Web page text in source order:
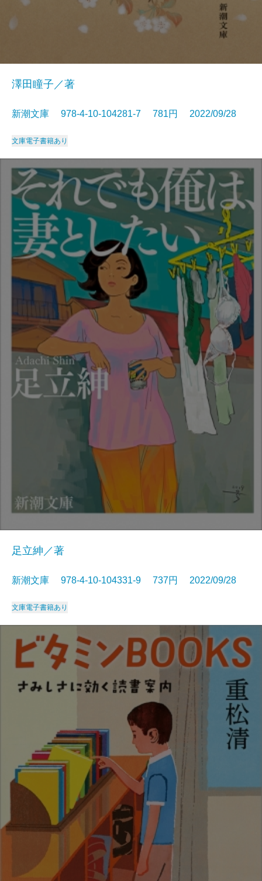
澤田瞳子／著
新潮文庫 978-4-10-104281-7 781円 2022/09/28
文庫電子書籍あり
足立紳／著
新潮文庫 978-4-10-104331-9 737円 2022/09/28
文庫電子書籍あり